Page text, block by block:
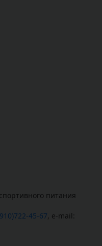
питания
45-67, e-mail: